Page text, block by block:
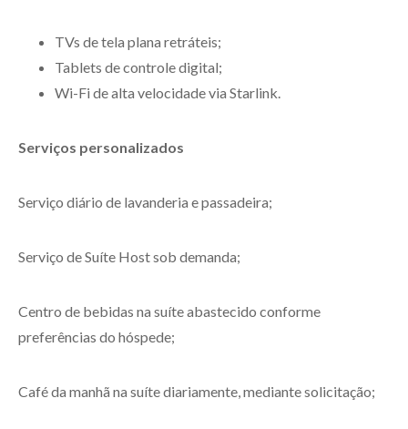
TVs de tela plana retráteis;
Tablets de controle digital;
Wi-Fi de alta velocidade via Starlink.
Serviços personalizados
Serviço diário de lavanderia e passadeira;
Serviço de Suíte Host sob demanda;
Centro de bebidas na suíte abastecido conforme
preferências do hóspede;
Café da manhã na suíte diariamente, mediante solicitação;